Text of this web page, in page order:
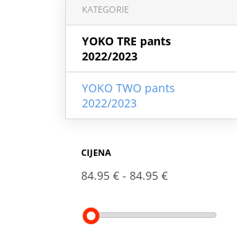
KATEGORIE
YOKO TRE pants
2022/2023
YOKO TWO pants
2022/2023
CIJENA
84.95 € 84.95 €